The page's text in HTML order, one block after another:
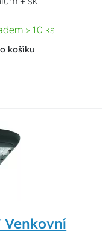
> 10 ks
košíku
Venkovní